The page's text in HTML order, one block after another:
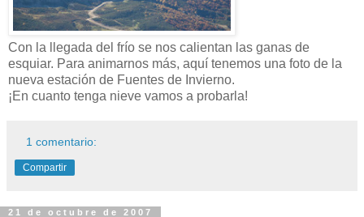
Con la llegada del frío se nos calientan las ganas de
esquiar. Para animarnos más, aquí tenemos una foto de la
nueva estación de Fuentes de Invierno.
¡En cuanto tenga nieve vamos a probarla!
1 comentario:
Compartir
21 de octubre de 2007